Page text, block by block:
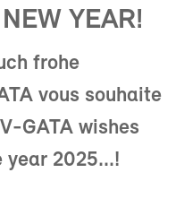
YEAR!
frohe
vous souhaite
GATA wishes
year 2025...!